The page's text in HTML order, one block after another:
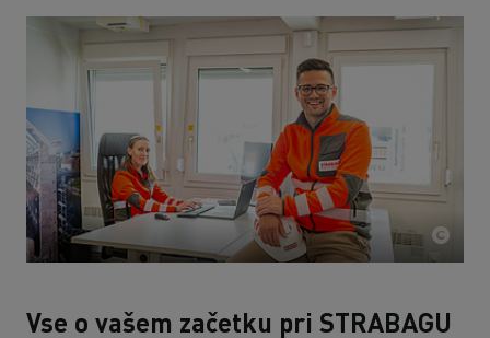
Vse o vašem začetku pri STRABAGU